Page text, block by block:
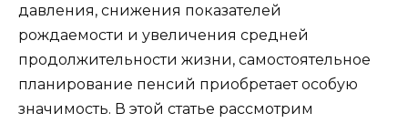
давления, снижения показателей
рождаемости и увеличения средней
продолжительности жизни, самостоятельное
планирование пенсий приобретает особую
значимость. В этой статье рассмотрим